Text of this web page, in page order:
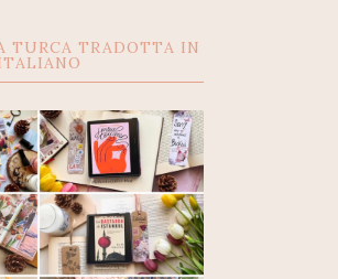
TURCA TRADOTTA IN